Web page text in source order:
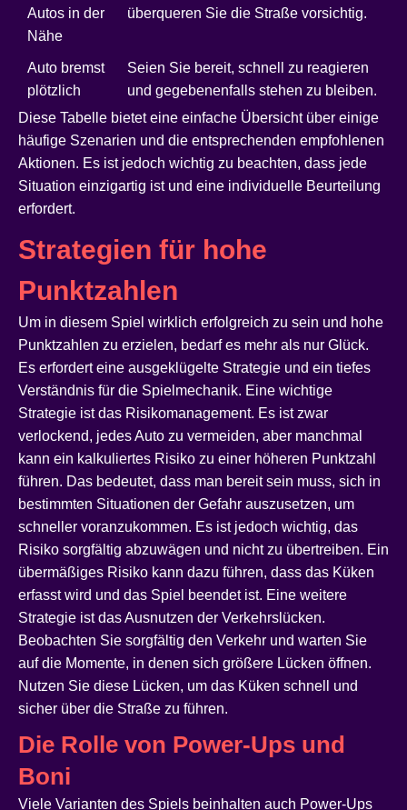
Autos in der
Nähe
überqueren Sie die Straße vorsichtig.
Auto bremst
plötzlich
Seien Sie bereit, schnell zu reagieren
und gegebenenfalls stehen zu bleiben.
Diese Tabelle bietet eine einfache Übersicht über einige
häufige Szenarien und die entsprechenden empfohlenen
Aktionen. Es ist jedoch wichtig zu beachten, dass jede
Situation einzigartig ist und eine individuelle Beurteilung
erfordert.
Strategien für hohe
Punktzahlen
Um in diesem Spiel wirklich erfolgreich zu sein und hohe
Punktzahlen zu erzielen, bedarf es mehr als nur Glück.
Es erfordert eine ausgeklügelte Strategie und ein tiefes
Verständnis für die Spielmechanik. Eine wichtige
Strategie ist das Risikomanagement. Es ist zwar
verlockend, jedes Auto zu vermeiden, aber manchmal
kann ein kalkuliertes Risiko zu einer höheren Punktzahl
führen. Das bedeutet, dass man bereit sein muss, sich in
bestimmten Situationen der Gefahr auszusetzen, um
schneller voranzukommen. Es ist jedoch wichtig, das
Risiko sorgfältig abzuwägen und nicht zu übertreiben. Ein
übermäßiges Risiko kann dazu führen, dass das Küken
erfasst wird und das Spiel beendet ist. Eine weitere
Strategie ist das Ausnutzen der Verkehrslücken.
Beobachten Sie sorgfältig den Verkehr und warten Sie
auf die Momente, in denen sich größere Lücken öffnen.
Nutzen Sie diese Lücken, um das Küken schnell und
sicher über die Straße zu führen.
Die Rolle von Power-Ups und
Boni
Viele Varianten des Spiels beinhalten auch Power-Ups